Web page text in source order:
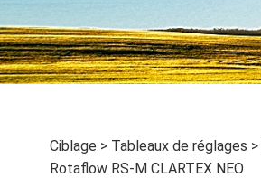
Ciblage > Tableaux de réglages >
Rotaflow RS-M CLARTEX NEO